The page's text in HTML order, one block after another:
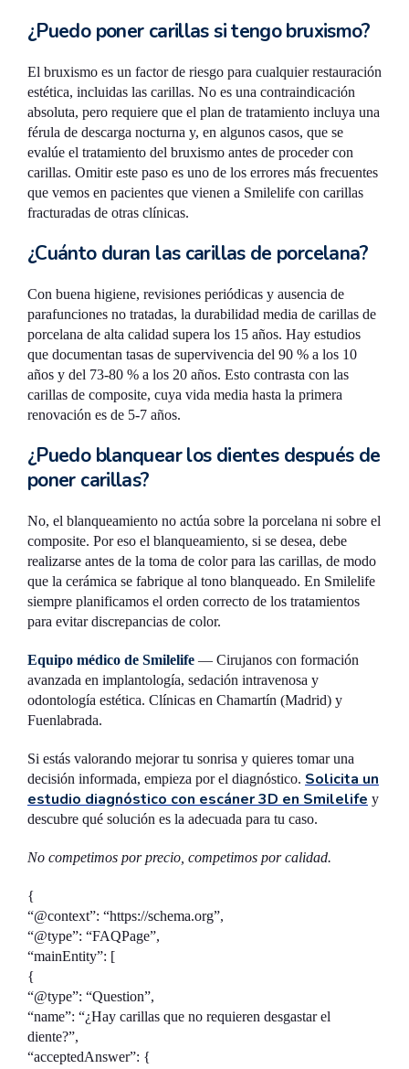
¿Puedo poner carillas si tengo bruxismo?
El bruxismo es un factor de riesgo para cualquier restauración
estética, incluidas las carillas. No es una contraindicación
absoluta, pero requiere que el plan de tratamiento incluya una
férula de descarga nocturna y, en algunos casos, que se
evalúe el tratamiento del bruxismo antes de proceder con
carillas. Omitir este paso es uno de los errores más frecuentes
que vemos en pacientes que vienen a Smilelife con carillas
fracturadas de otras clínicas.
¿Cuánto duran las carillas de porcelana?
Con buena higiene, revisiones periódicas y ausencia de
parafunciones no tratadas, la durabilidad media de carillas de
porcelana de alta calidad supera los 15 años. Hay estudios
que documentan tasas de supervivencia del 90 % a los 10
años y del 73-80 % a los 20 años. Esto contrasta con las
carillas de composite, cuya vida media hasta la primera
renovación es de 5-7 años.
¿Puedo blanquear los dientes después de
poner carillas?
No, el blanqueamiento no actúa sobre la porcelana ni sobre el
composite. Por eso el blanqueamiento, si se desea, debe
realizarse antes de la toma de color para las carillas, de modo
que la cerámica se fabrique al tono blanqueado. En Smilelife
siempre planificamos el orden correcto de los tratamientos
para evitar discrepancias de color.
Equipo médico de Smilelife — Cirujanos con formación
avanzada en implantología, sedación intravenosa y
odontología estética. Clínicas en Chamartín (Madrid) y
Fuenlabrada.
Si estás valorando mejorar tu sonrisa y quieres tomar una
decisión informada, empieza por el diagnóstico. Solicita un
estudio diagnóstico con escáner 3D en Smilelife y
descubre qué solución es la adecuada para tu caso.
No competimos por precio, competimos por calidad.
{
“@context”: “https://schema.org”,
“@type”: “FAQPage”,
“mainEntity”: [
{
“@type”: “Question”,
“name”: “¿Hay carillas que no requieren desgastar el
diente?”,
“acceptedAnswer”: {